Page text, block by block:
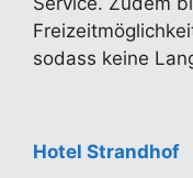
sodass keine
Hotel Strandhof